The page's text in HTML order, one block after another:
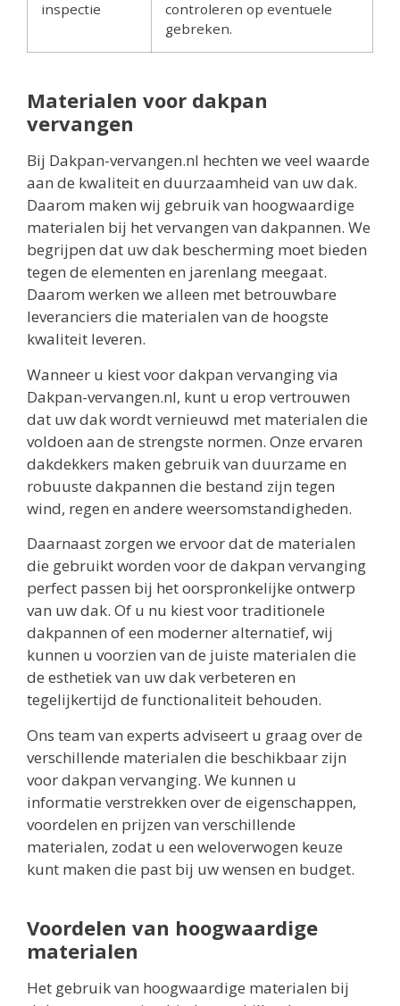
inspectie
controleren op eventuele
gebreken.
Materialen voor dakpan
vervangen
Bij Dakpan-vervangen.nl hechten we veel waarde
aan de kwaliteit en duurzaamheid van uw dak.
Daarom maken wij gebruik van hoogwaardige
materialen bij het vervangen van dakpannen. We
begrijpen dat uw dak bescherming moet bieden
tegen de elementen en jarenlang meegaat.
Daarom werken we alleen met betrouwbare
leveranciers die materialen van de hoogste
kwaliteit leveren.
Wanneer u kiest voor dakpan vervanging via
Dakpan-vervangen.nl, kunt u erop vertrouwen
dat uw dak wordt vernieuwd met materialen die
voldoen aan de strengste normen. Onze ervaren
dakdekkers maken gebruik van duurzame en
robuuste dakpannen die bestand zijn tegen
wind, regen en andere weersomstandigheden.
Daarnaast zorgen we ervoor dat de materialen
die gebruikt worden voor de dakpan vervanging
perfect passen bij het oorspronkelijke ontwerp
van uw dak. Of u nu kiest voor traditionele
dakpannen of een moderner alternatief, wij
kunnen u voorzien van de juiste materialen die
de esthetiek van uw dak verbeteren en
tegelijkertijd de functionaliteit behouden.
Ons team van experts adviseert u graag over de
verschillende materialen die beschikbaar zijn
voor dakpan vervanging. We kunnen u
informatie verstrekken over de eigenschappen,
voordelen en prijzen van verschillende
materialen, zodat u een weloverwogen keuze
kunt maken die past bij uw wensen en budget.
Voordelen van hoogwaardige
materialen
Het gebruik van hoogwaardige materialen bij